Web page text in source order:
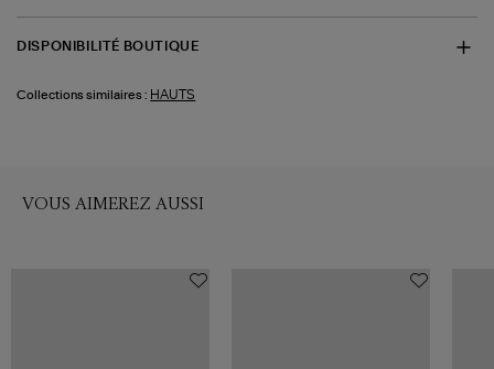
DISPONIBILITÉ BOUTIQUE
Collections similaires : HAUTS
VOUS AIMEREZ AUSSI